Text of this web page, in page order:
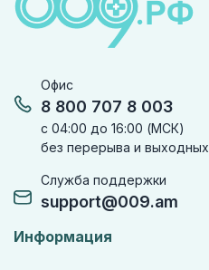
Офис
8 800 707 8 003
с 04:00 до 16:00 (МСК)
без перерыва и выходных
Служба поддержки
support@009.am
Информация